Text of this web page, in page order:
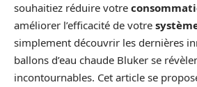
souhaitiez réduire votre
améliorer l’efficacité de votre
simplement découvrir les dernières
ballons d’eau chaude Bluker se
incontournables. Cet article se